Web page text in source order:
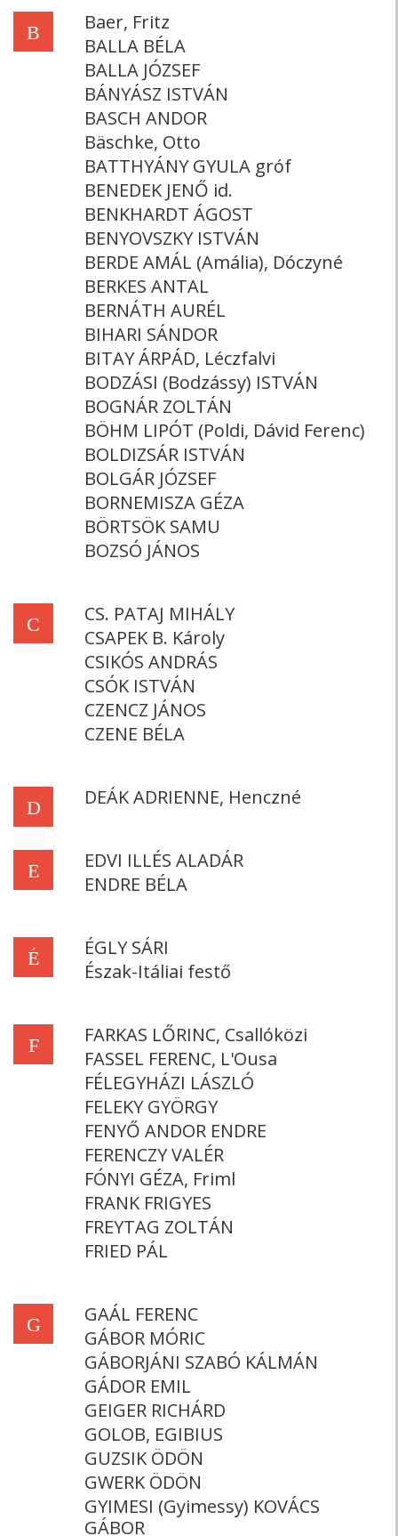
B
Baer, Fritz
BALLA BÉLA
BALLA JÓZSEF
BÁNYÁSZ ISTVÁN
BASCH ANDOR
Bäschke, Otto
BATTHYÁNY GYULA gróf
BENEDEK JENŐ id.
BENKHARDT ÁGOST
BENYOVSZKY ISTVÁN
BERDE AMÁL (Amália), Dóczyné
BERKES ANTAL
BERNÁTH AURÉL
BIHARI SÁNDOR
BITAY ÁRPÁD, Léczfalvi
BODZÁSI (Bodzássy) ISTVÁN
BOGNÁR ZOLTÁN
BÖHM LIPÓT (Poldi, Dávid Ferenc)
BOLDIZSÁR ISTVÁN
BOLGÁR JÓZSEF
BORNEMISZA GÉZA
BÖRTSÖK SAMU
BOZSÓ JÁNOS
C
CS. PATAJ MIHÁLY
CSAPEK B. Károly
CSIKÓS ANDRÁS
CSÓK ISTVÁN
CZENCZ JÁNOS
CZENE BÉLA
D DEÁK ADRIENNE, Henczné
E
EDVI ILLÉS ALADÁR
ENDRE BÉLA
É
ÉGLY SÁRI
Észak-Itáliai festő
F
FARKAS LŐRINC, Csallóközi
FASSEL FERENC, L'Ousa
FÉLEGYHÁZI LÁSZLÓ
FELEKY GYÖRGY
FENYŐ ANDOR ENDRE
FERENCZY VALÉR
FÓNYI GÉZA, Friml
FRANK FRIGYES
FREYTAG ZOLTÁN
FRIED PÁL
G
GAÁL FERENC
GÁBOR MÓRIC
GÁBORJÁNI SZABÓ KÁLMÁN
GÁDOR EMIL
GEIGER RICHÁRD
GOLOB, EGIBIUS
GUZSIK ÖDÖN
GWERK ÖDÖN
GYIMESI (Gyimessy) KOVÁCS
GÁBOR